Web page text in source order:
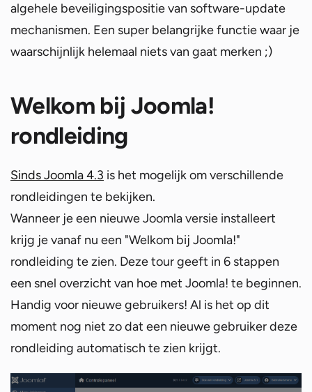
algehele beveiligingspositie van software-update
mechanismen. Een super belangrijke functie waar je
waarschijnlijk helemaal niets van gaat merken ;)
Welkom bij Joomla!
rondleiding
Sinds Joomla 4.3 is het mogelijk om verschillende
rondleidingen te bekijken.
Wanneer je een nieuwe Joomla versie installeert
krijg je vanaf nu een "Welkom bij Joomla!"
rondleiding te zien. Deze tour geeft in 6 stappen
een snel overzicht van hoe met Joomla! te beginnen.
Handig voor nieuwe gebruikers! Al is het op dit
moment nog niet zo dat een nieuwe gebruiker deze
rondleiding automatisch te zien krijgt.